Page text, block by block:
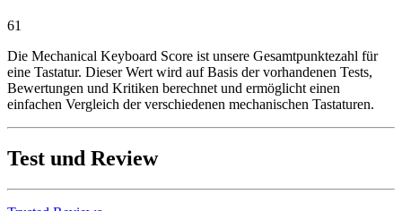
61
Die Mechanical Keyboard Score ist unsere Gesamtpunktezahl für
eine Tastatur. Dieser Wert wird auf Basis der vorhandenen Tests,
Bewertungen und Kritiken berechnet und ermöglicht einen
einfachen Vergleich der verschiedenen mechanischen Tastaturen.
Test und Review